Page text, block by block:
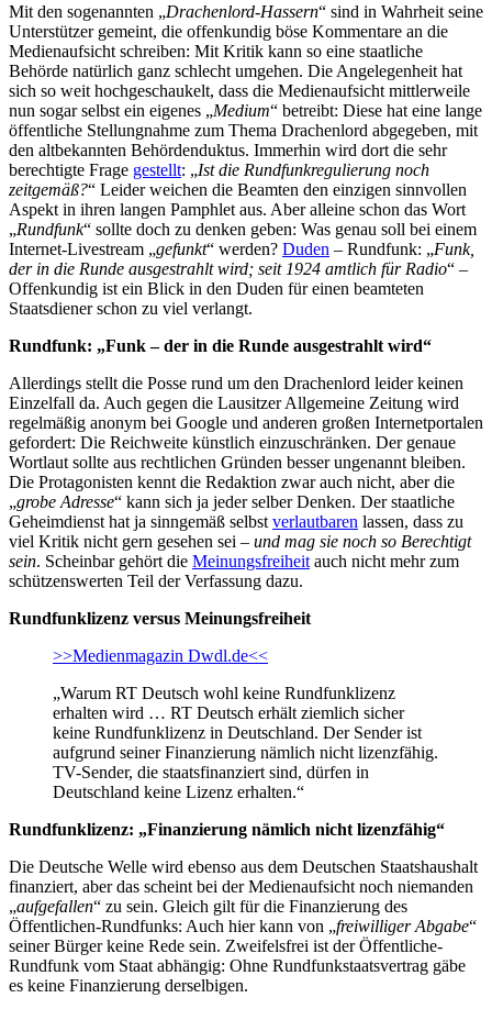
Mit den sogenannten „Drachenlord-Hassern“ sind in Wahrheit seine
Unterstützer gemeint, die offenkundig böse Kommentare an die
Medienaufsicht schreiben: Mit Kritik kann so eine staatliche
Behörde natürlich ganz schlecht umgehen. Die Angelegenheit hat
sich so weit hochgeschaukelt, dass die Medienaufsicht mittlerweile
nun sogar selbst ein eigenes „Medium“ betreibt: Diese hat eine lange
öffentliche Stellungnahme zum Thema Drachenlord abgegeben, mit
den altbekannten Behördenduktus. Immerhin wird dort die sehr
berechtigte Frage gestellt: „Ist die Rundfunkregulierung noch
zeitgemäß?“ Leider weichen die Beamten den einzigen sinnvollen
Aspekt in ihren langen Pamphlet aus. Aber alleine schon das Wort
„Rundfunk“ sollte doch zu denken geben: Was genau soll bei einem
Internet-Livestream „gefunkt“ werden? Duden – Rundfunk: „Funk,
der in die Runde ausgestrahlt wird; seit 1924 amtlich für Radio“ –
Offenkundig ist ein Blick in den Duden für einen beamteten
Staatsdiener schon zu viel verlangt.
Rundfunk: „Funk – der in die Runde ausgestrahlt wird“
Allerdings stellt die Posse rund um den Drachenlord leider keinen
Einzelfall da. Auch gegen die Lausitzer Allgemeine Zeitung wird
regelmäßig anonym bei Google und anderen großen Internetportalen
gefordert: Die Reichweite künstlich einzuschränken. Der genaue
Wortlaut sollte aus rechtlichen Gründen besser ungenannt bleiben.
Die Protagonisten kennt die Redaktion zwar auch nicht, aber die
„grobe Adresse“ kann sich ja jeder selber Denken. Der staatliche
Geheimdienst hat ja sinngemäß selbst verlautbaren lassen, dass zu
viel Kritik nicht gern gesehen sei – und mag sie noch so Berechtigt
sein. Scheinbar gehört die Meinungsfreiheit auch nicht mehr zum
schützenswerten Teil der Verfassung dazu.
Rundfunklizenz versus Meinungsfreiheit
>>Medienmagazin Dwdl.de<<
„Warum RT Deutsch wohl keine Rundfunklizenz
erhalten wird … RT Deutsch erhält ziemlich sicher
keine Rundfunklizenz in Deutschland. Der Sender ist
aufgrund seiner Finanzierung nämlich nicht lizenzfähig.
TV-Sender, die staatsfinanziert sind, dürfen in
Deutschland keine Lizenz erhalten.“
Rundfunklizenz: „Finanzierung nämlich nicht lizenzfähig“
Die Deutsche Welle wird ebenso aus dem Deutschen Staatshaushalt
finanziert, aber das scheint bei der Medienaufsicht noch niemanden
„aufgefallen“ zu sein. Gleich gilt für die Finanzierung des
Öffentlichen-Rundfunks: Auch hier kann von „freiwilliger Abgabe“
seiner Bürger keine Rede sein. Zweifelsfrei ist der Öffentliche-
Rundfunk vom Staat abhängig: Ohne Rundfunkstaatsvertrag gäbe
es keine Finanzierung derselbigen.